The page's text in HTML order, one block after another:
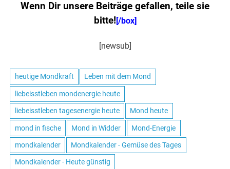
Wenn Dir unsere Beiträge gefallen, teile sie
bitte! [/box]
[newsub]
heutige Mondkraft Leben mit dem Mond
liebeisstleben mondenergie heute
liebeisstleben tagesenergie heute Mond heute
mond in fische Mond in Widder Mond-Energie
mondkalender Mondkalender - Gemüse des Tages
Mondkalender - Heute günstig